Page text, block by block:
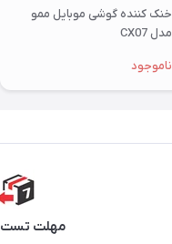
خنک کننده گوشی موبایل ممو
مدل CX07
ناموجود
مهلت تست 7 روزه